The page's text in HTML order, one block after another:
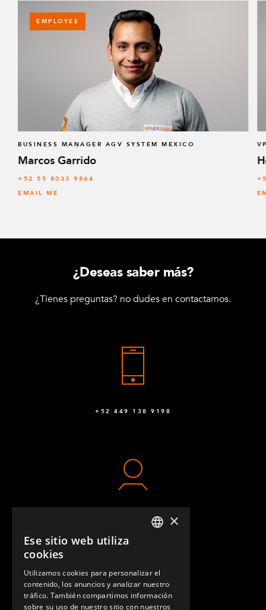
EMPLOYEE
BUSINESS MANAGER AGV SYSTEM MEXICO
Marcos Garrido
+52 55 8033 9864
EMAIL ME
¿Deseas saber más?
¿Tienes preguntas? no dudes en contactarnos.
+52 449 138 9198
CONTACTO ×
Ese sitio web utiliza
cookies
Utilizamos cookies para personalizar el
contenido, los anuncios y analizar nuestro
tráfico. También compartimos información
sobre su uso de nuestro sitio con nuestros